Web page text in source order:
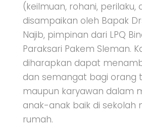
(keilmuan, rohani, perilaku,
disampaikan oleh Bapak
Najib, pimpinan dari LPQ
Paraksari Pakem Sleman.
diharapkan dapat
dan semangat bagi orang
maupun karyawan dalam
anak-anak baik di sekolah
rumah.